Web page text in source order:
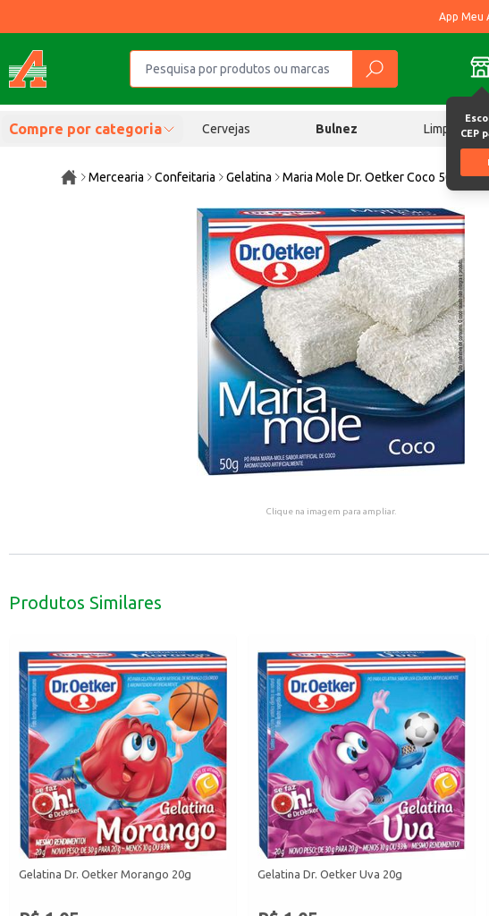
App Meu
CEP
Compre por categoria Cervejas Bulnez Limpeza
Mercearia Confeitaria Gelatina Maria Mole Dr. Oetker Coco 50g
Clique na imagem para ampliar.
Produtos Similares
Gelatina Dr. Oetker Morango 20g Gelatina Dr. Oetker Uva 20g